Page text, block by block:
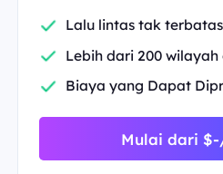
Lalu lintas tak terbatas
Lebih dari 200 wilayah
Biaya yang Dapat
Mulai dari